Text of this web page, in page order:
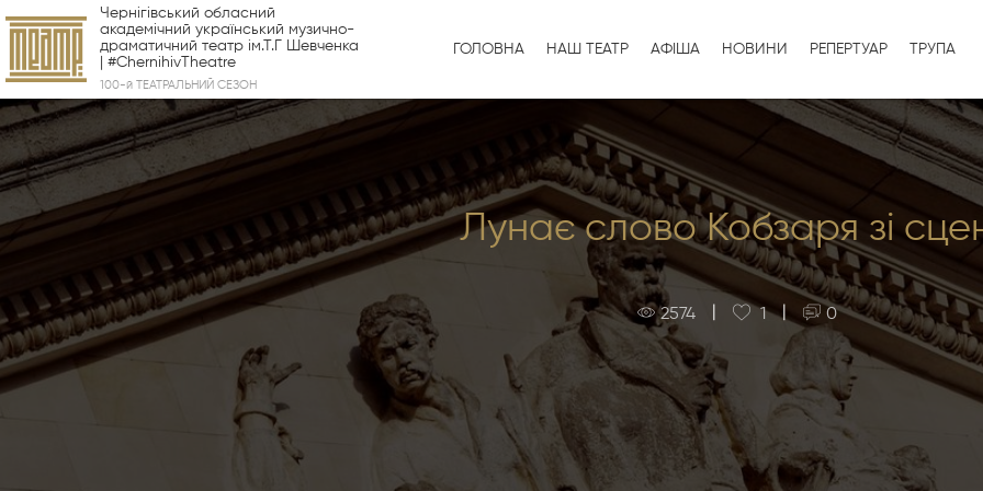
Чернігівський обласний
академічний український музично-
драматичний театр ім.Т.Г Шевченка
| #ChernihivTheatre
100-й ТЕАТРАЛЬНИЙ СЕЗОН
ГОЛОВНА НАШ ТЕАТР АФІША НОВИНИ РЕПЕРТУАР ТРУПА
Лунає слово Кобзаря зі
2574 1 0